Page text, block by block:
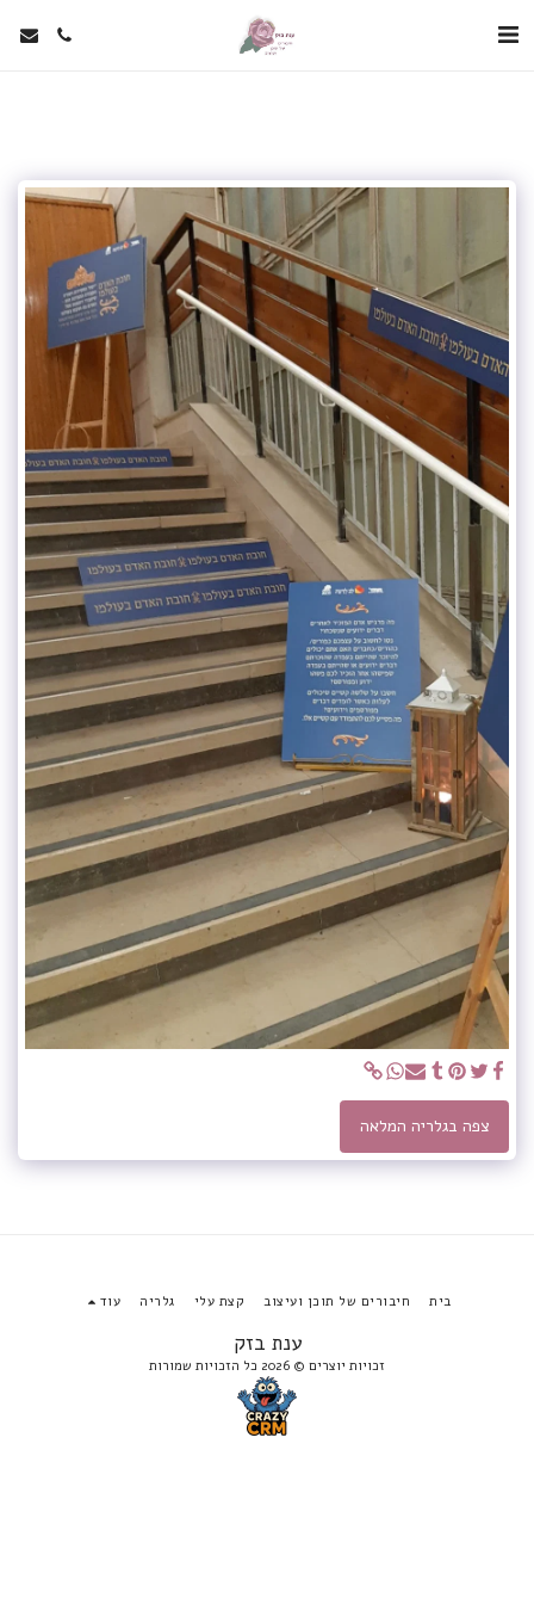
צפה בגלריה המלאה
ענת בזק
זכויות יוצרים © 2026 כל הזכויות שמורות
בית חיבורים של תוכן ועיצוב קצת עלי גלריה עוד